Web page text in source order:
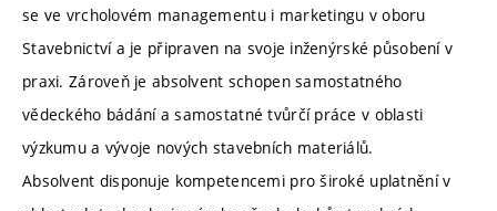
se ve vrcholovém managementu i marketingu v oboru
Stavebnictví a je připraven na svoje inženýrské působení v
praxi. Zároveň je absolvent schopen samostatného
vědeckého bádání a samostatné tvůrčí práce v oblasti
výzkumu a vývoje nových stavebních materiálů.
Absolvent disponuje kompetencemi pro široké uplatnění v